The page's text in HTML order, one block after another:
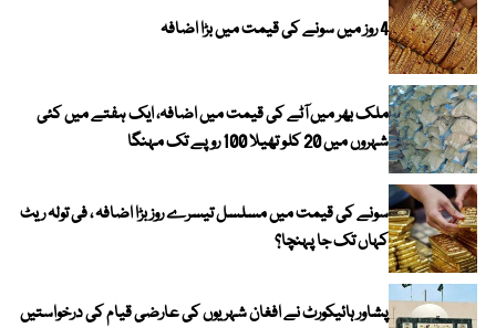
4 روز میں سونے کی قیمت میں بڑا اضافہ
ملک بھر میں آٹے کی قیمت میں اضافہ، ایک ہفتے میں کئی
شہروں میں 20 کلو تھیلا 100 روپے تک مہنگا
سونے کی قیمت میں مسلسل تیسرے روز بڑا اضافہ ، فی تولہ ریٹ
کہاں تک جا پہنچا؟
پشاور ہائیکورٹ نے افغان شہریوں کی عارضی قیام کی درخواستیں